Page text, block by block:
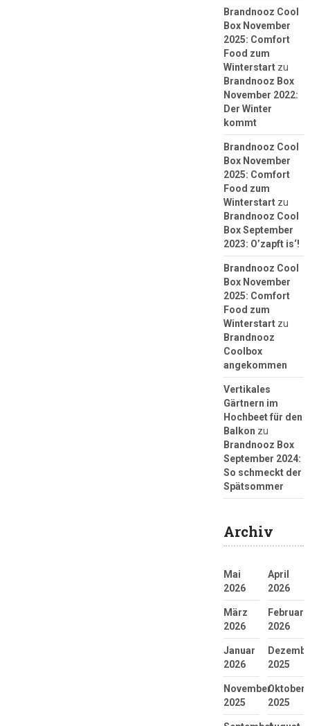
Brandnooz Cool
Box November
2025: Comfort
Food zum
Winterstartzu
Brandnooz Box
November 2022:
Der Winter
kommt
Brandnooz Cool
Box November
2025: Comfort
Food zum
Winterstartzu
Brandnooz Cool
Box September
2023: O’zapft is‘!
Brandnooz Cool
Box November
2025: Comfort
Food zum
Winterstartzu
Brandnooz
Coolbox
angekommen
Vertikales
Gärtnern im
Hochbeet für den
Balkon zu
Brandnooz Box
September 2024:
So schmeckt der
Spätsommer
Archiv
Mai
2026
April
2026
März
2026
Februar
2026
Januar
2026
2025
November
2025
Oktober
2025